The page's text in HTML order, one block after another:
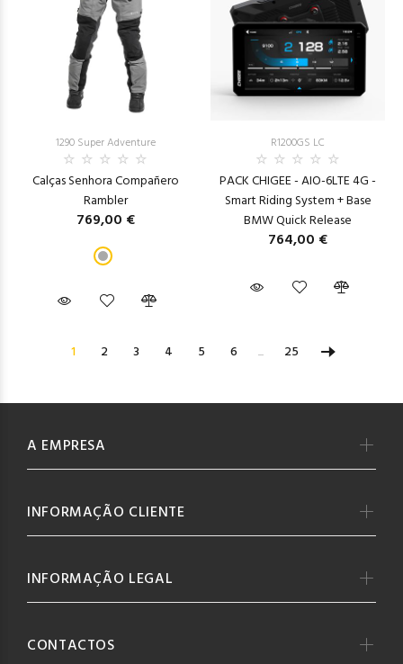
1290 Super Adventure
Calças Senhora Compañero
Rambler
769,00 €
R1200GS LC
PACK CHIGEE - AIO-6LTE 4G -
Smart Riding System + Base
BMW Quick Release
764,00 €
1 2 3 4 5 6 ... 25
A EMPRESA
INFORMAÇÃO CLIENTE
INFORMAÇÃO LEGAL
CONTACTOS